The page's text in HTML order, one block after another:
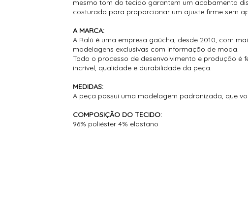
mesmo tom do tecido garantem um acabamento
costurado para proporcionar um ajuste firme sem
A MARCA:
A Ralú é uma empresa gaúcha, desde 2010, com
modelagens exclusivas com informação de moda.
Todo o processo de desenvolvimento e produção
incrível, qualidade e durabilidade da peça.
MEDIDAS:
A peça possui uma modelagem padronizada, que
COMPOSIÇÃO DO TECIDO:
96% poliéster 4% elastano